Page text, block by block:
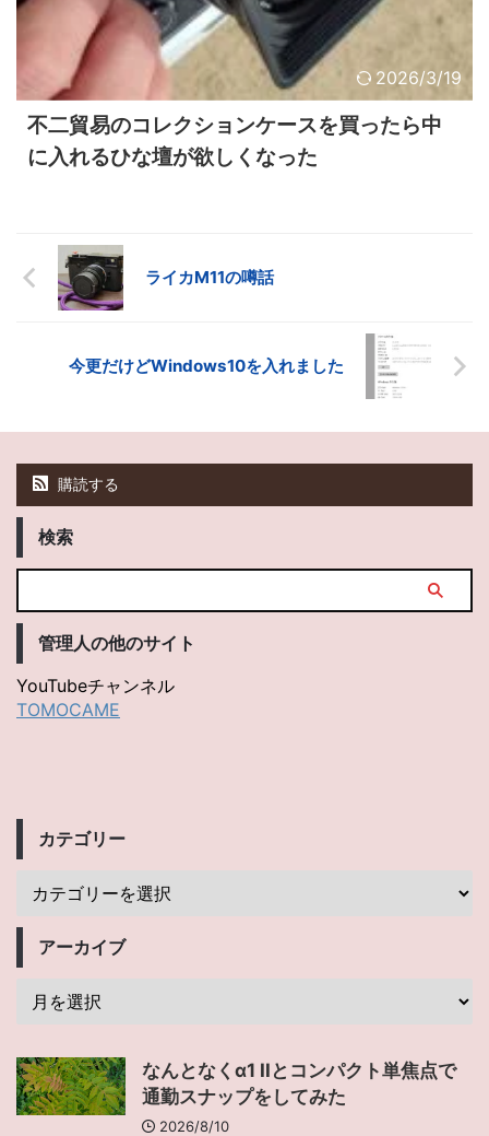
2026/3/19
不二貿易のコレクションケースを買ったら中
に入れるひな壇が欲しくなった
ライカM11の噂話
今更だけどWindows10を入れました
購読する
検索
管理人の他のサイト
YouTubeチャンネル
TOMOCAME
カテゴリー
アーカイブ
なんとなくα1 IIとコンパクト単焦点で
通勤スナップをしてみた
2026/8/10